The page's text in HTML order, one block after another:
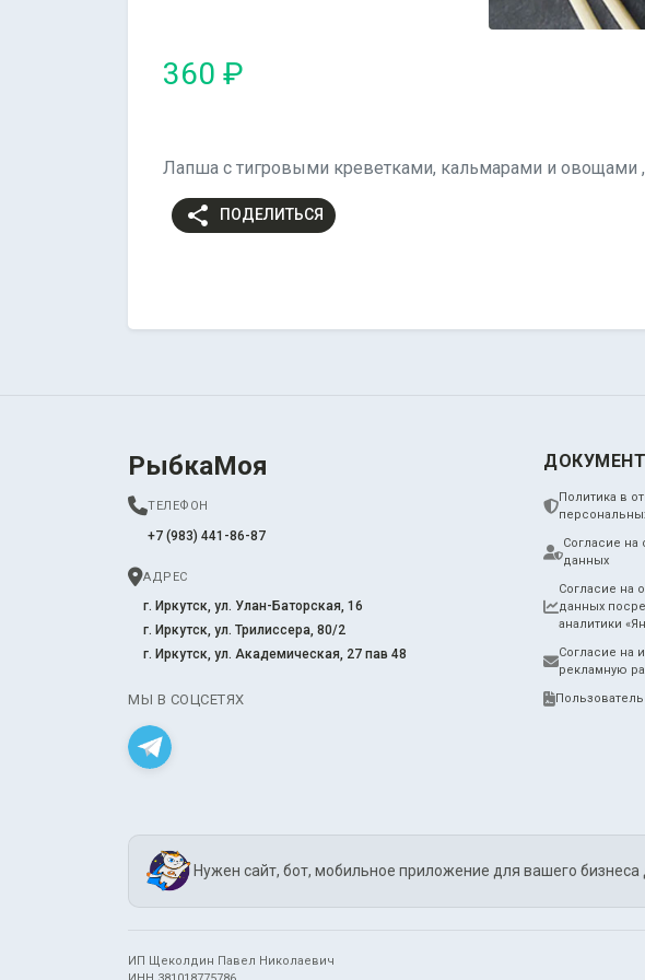
360 ₽
Лапша с тигровыми креветками, кальмарами и овощами
share ПОДЕЛИТЬСЯ
РыбкаМоя
ТЕЛЕФОН
+7 (983) 441-86-87
АДРЕС
г. Иркутск, ул. Улан-Баторская, 16
г. Иркутск, ул. Трилиссера, 80/2
г. Иркутск, ул. Академическая, 27 пав 48
МЫ В СОЦСЕТЯХ
Политика в
Согласие на
данных
Согласие на
данных
аналитики
Согласие на
рекламную
Нужен сайт, бот, мобильное приложение для вашего бизнеса
ИП Щеколдин Павел Николаевич